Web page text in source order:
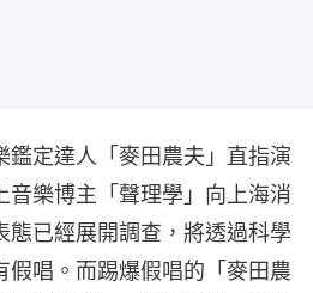
鑑定達人「麥田農夫」直指演
音樂博主「聲理學」向上海消
態已經展開調查，將透過科學
假唱。而踢爆假唱的「麥田農